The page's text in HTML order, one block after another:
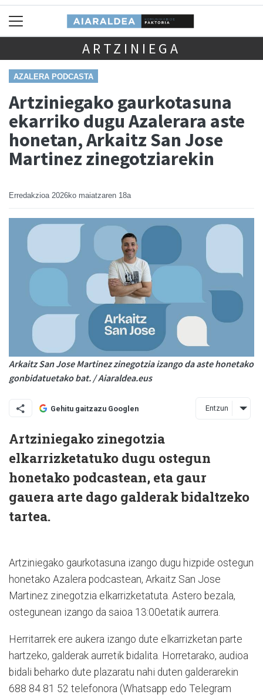
ARTZINIEGA
AZALERA PODCASTA
Artziniegako gaurkotasuna
ekarriko dugu Azalerara aste
honetan, Arkaitz San Jose
Martinez zinegotziarekin
Erredakzioa 2026ko maiatzaren 18a
Arkaitz San Jose Martinez zinegotzia izango da aste honetako
gonbidatuetako bat. / Aiaraldea.eus
Gehitu gaitzazu Googlen Entzun
Artziniegako zinegotzia
elkarrizketatuko dugu ostegun
honetako podcastean, eta gaur
gauera arte dago galderak bidaltzeko
tartea.
Artziniegako gaurkotasuna izango dugu hizpide ostegun
honetako Azalera podcastean, Arkaitz San Jose
Martinez zinegotzia elkarrizketatuta. Astero bezala,
ostegunean izango da saioa 13:00etatik aurrera.
Herritarrek ere aukera izango dute elkarrizketan parte
hartzeko, galderak aurretik bidalita. Horretarako, audioa
bidali beharko dute plazaratu nahi duten galderarekin
688 84 81 52 telefonora (Whatsapp edo Telegram